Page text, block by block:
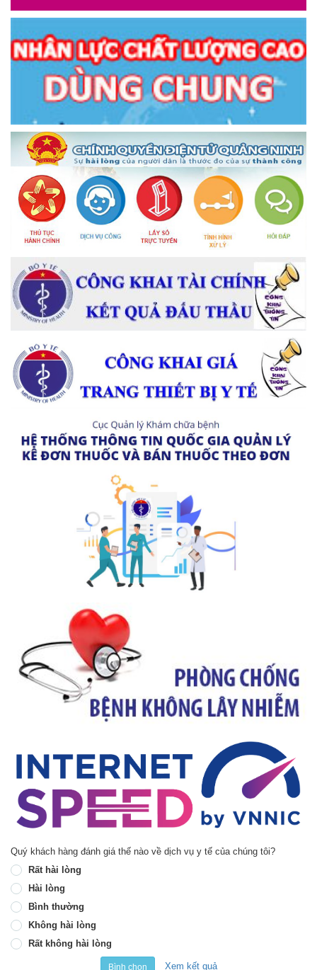
Quý khách hàng đánh giá thế nào về dịch vụ y tế của chúng tôi?
Rất hài lòng
Hài lòng
Bình thường
Không hài lòng
Rất không hài lòng
Bình chọn Xem kết quả